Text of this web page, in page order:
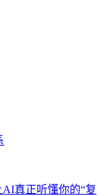
真正听懂你的“复